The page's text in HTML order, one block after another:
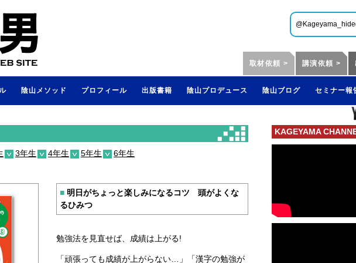
陰山メソッド プロフィール 出版書籍 陰山プロデュース 陰山ブログ セミナー報
3年生 4年生 5年生 6年生
■ 明日がちょっと楽しみになるコツ 頭がよくな
るひみつ
勉強法を見直せば、成績は上がる!
「頑張っても成績が上がらない…」「漢字の勉強が
KAGEYAMA
取材依頼 > 講演依頼 >